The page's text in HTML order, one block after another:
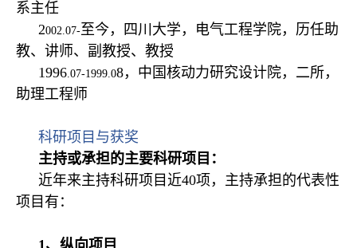
系主任
2002.07-至今，四川大学，电气工程学院，历任助
教、讲师、副教授、教授
1996 .07-1999.08，中国核动力研究设计院，二所，
助理工程师
科研项目与获奖
主持或承担的主要科研项目：
近年来主持科研项目近40项，主持承担的代表性
项目有：
1、纵向项目